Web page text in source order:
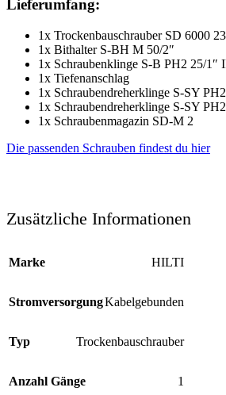
Lieferumfang:
1x Trockenbauschrauber SD 6000
1x Bithalter S-BH M 50/2″
1x Schraubenklinge S-B PH2 25/1″
1x Tiefenanschlag
1x Schraubendreherklinge S-SY
1x Schraubendreherklinge S-SY
1x Schraubenmagazin SD-M 2
Die passenden Schrauben findest du hier
Zusätzliche Informationen
Marke HILTI
StromversorgungKabelgebunden
Typ Trockenbauschrauber
Anzahl Gänge 1